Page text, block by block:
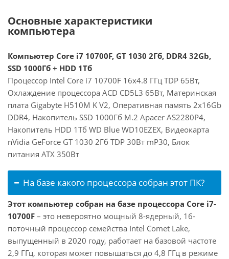
Основные характеристики
компьютера
Компьютер Core i7 10700F, GT 1030 2Гб, DDR4 32Gb,
SSD 1000Гб + HDD 1Тб
Процессор Intel Core i7 10700F 16x4.8 ГГц TDP 65Вт,
Охлаждение процессора ACD CD5L3 65Вт, Материнская
плата Gigabyte H510M K V2, Оперативная память 2x16Gb
DDR4, Накопитель SSD 1000Гб M.2 Apacer AS2280P4,
Накопитель HDD 1Тб WD Blue WD10EZEX, Видеокарта
nVidia GeForce GT 1030 2Гб TDP 30Вт mP30, Блок
питания ATX 350Вт
На базе какого процессора собран этот ПК?
Этот компьютер собран на базе процессора Core i7-
10700F – это невероятно мощный 8-ядерный, 16-
поточный процессор семейства Intel Comet Lake,
выпущенный в 2020 году, работает на базовой частоте
2,9 ГГц, которая может повышаться до 4,8 ГГц в режиме